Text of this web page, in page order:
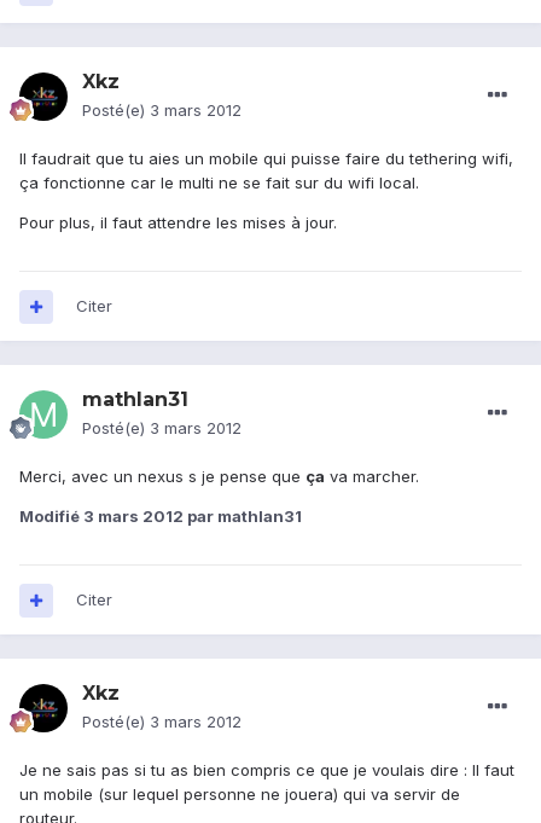
Xkz
Posté(e) 3 mars 2012
Il faudrait que tu aies un mobile qui puisse faire du tethering wifi,
ça fonctionne car le multi ne se fait sur du wifi local.
Pour plus, il faut attendre les mises à jour.
Citer
mathlan31
Posté(e) 3 mars 2012
Merci, avec un nexus s je pense que ça va marcher.
Modifié 3 mars 2012 par mathlan31
Citer
Xkz
Posté(e) 3 mars 2012
Je ne sais pas si tu as bien compris ce que je voulais dire : Il faut
un mobile (sur lequel personne ne jouera) qui va servir de
routeur.